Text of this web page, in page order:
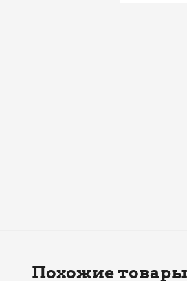
Похожие товары